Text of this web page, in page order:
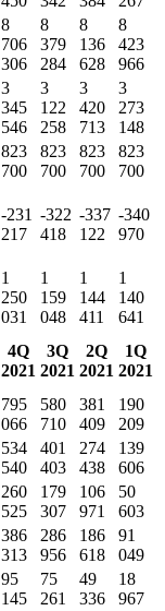
8
706
306
8
379
284
8
136
628
8
423
966
3
345
546
3
122
258
3
420
713
3
273
148
823
700
823
700
823
700
823
700
-231
217
-322
418
-337
122
-340
970
1
250
031
1
159
048
1
144
411
1
140
641
4Q
2021
3Q
2021
2Q
2021
1Q
2021
795
066
580
710
381
409
190
209
534
540
401
403
274
438
139
606
260
525
179
307
106
971
50
603
386
313
286
956
186
618
91
049
95
145
75
261
49
336
18
967